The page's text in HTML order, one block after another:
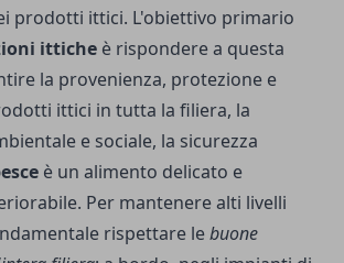
prodotti ittici. L'obiettivo primario
ittiche è rispondere a questa
la provenienza, protezione e
ittici in tutta la filiera, la
e sociale, la sicurezza
è un alimento delicato e
Per mantenere alti livelli
rispettare lebuone